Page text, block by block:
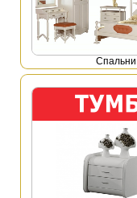
Спальни